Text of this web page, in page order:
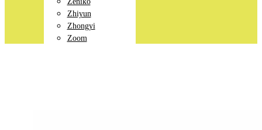
Zhiyun
Zhongyi
Zoom